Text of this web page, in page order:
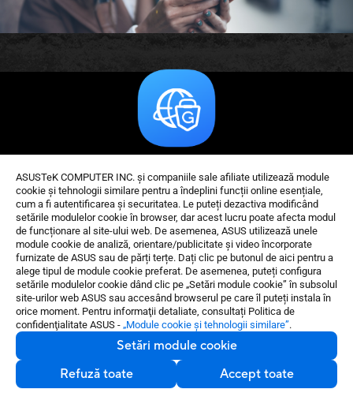
ASUSTeK COMPUTER INC. și companiile sale afiliate utilizează module
cookie și tehnologii similare pentru a îndeplini funcții online esențiale,
cum a fi autentificarea și securitatea. Le puteți dezactiva modificând
setările modulelor cookie în browser, dar acest lucru poate afecta modul
de funcționare al site-ului web. De asemenea, ASUS utilizează unele
module cookie de analiză, orientare/publicitate și video încorporate
furnizate de ASUS sau de părți terțe. Dați clic pe butonul de aici pentru a
alege tipul de module cookie preferat. De asemenea, puteți configura
setările modulelor cookie dând clic pe „Setări module cookie” în subsolul
site-urilor web ASUS sau accesând browserul pe care îl puteți instala în
orice moment. Pentru informaţii detaliate, consultați Politica de
confidenţialitate ASUS - „Module cookie şi tehnologii similare”.
Setări module cookie
Refuză toate
Accept toate
Produsele certificate de către Comisia Federală a Comunicațiilor și
Industriilor Canada vor fi distribuite în Statele Unite și Canada. Vă rugăm
vizitați site-urile ASUS USA și ASUS Canada pentru mai multe informații